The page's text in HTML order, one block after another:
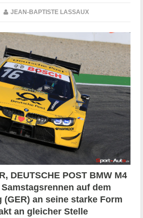
JEAN-BAPTISTE LASSAUX
DEUTSCHE POST BMW M4
auf dem
an seine starke Form
an gleicher Stelle